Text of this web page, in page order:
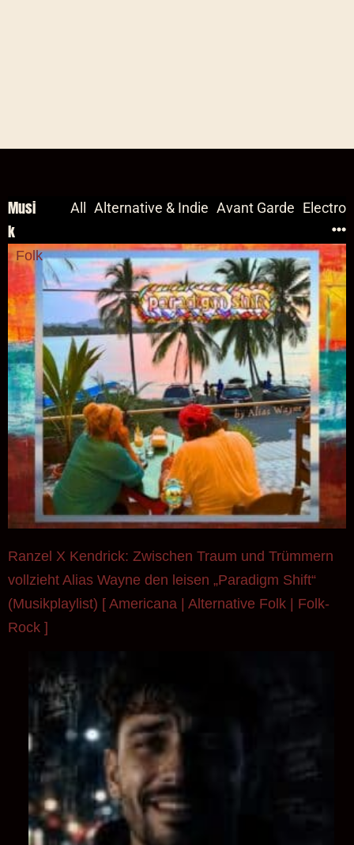
Ranzel X Kendrick: Zwischen Traum und Trümmern
vollzieht Alias Wayne den leisen „Paradigm Shift“
(Musikplaylist) [ Americana | Alternative Folk | Folk-
Rock ]